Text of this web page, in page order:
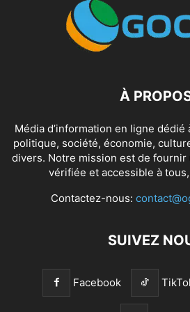
À
Média d’information en ligne dédié
politique, société, économie,
divers. Notre mission est de
vérifiée et accessible à
Contactez-nous:
SUIVEZ
Facebook